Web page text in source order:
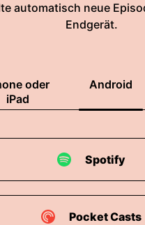
automatisch neue
Endgerät.
oder
iPad
Android
Spotify
Pocket Casts